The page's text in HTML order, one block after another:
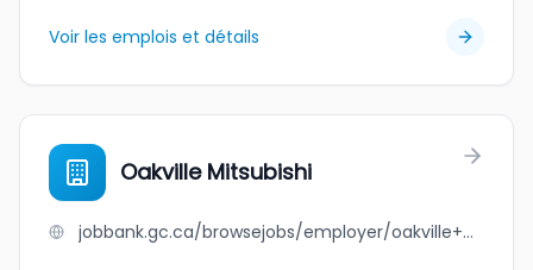
Voir les emplois et détails
Oakville Mitsubishi
jobbank.gc.ca/browsejobs/employer/oakville+mitsubishi/ca